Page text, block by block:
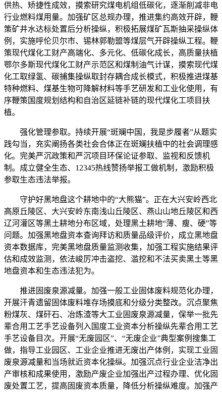
供热、矫捷性成效，摸索研究煤电机组低碳化，逐渐削减非电
行业燃料煤用量。加强矿区总规办理，推进集约高效开辟，鞭
策矿井水达标处置后分析操纵，积极拓展煤矿瓦斯抽采操纵体
例，实施呼伦贝尔市、锡林郭勒盟等煤层气开辟操纵工程。鞭
策现代煤化工财产高端化、多元化、低碳化成长，高质量扶植
鄂尔多斯现代煤化工财产示范区和煤制油气计谋，摸索现代煤
化工取绿氢、碳捕集操纵取封存耦合成长模式，积极推进煤基
特种燃料、煤基生物可降解材料等手艺研发和工业化使用，有
序鞭策国度规划结构和自治区延链补链的现代煤化工项目扶
植。
强化管理参取。持续开展“斑斓中国，我是步履者”从题实
践勾当，充实阐扬各类社会合体正在斑斓扶植中的社会调理感
化。完美严沉政策和严沉项目环保论证参取、监视和反馈机
制。成立健全生态、12345热线赞扬举报工做机制，激励积极
参取生态违法举报。
守护好黑地盘这个耕地中的“大熊猫”。正在大兴安岭西北
高原丘陵区、大兴安岭东南浅山丘陵区、燕山山地丘陵区和西
辽河灌区等黑土耕地分布区域，处理黑土耕地“薄、瘦、硬”等
问题。加强黑地盘资本查询拜访和质量品级评价，成立黑地盘
资本数据库，完美黑地盘质量监测收集，加强工程实施结果评
估和成效监测，依法峻厉冲击盗挖、滥挖和不法买卖黑土等黑
地盘资本和生态违法犯为。
推进固废泉源减量。加强一般工业固体废料规范化办理，
开展汗青遗留固体废料堆存场摸底和分级分类整改。沉点聚焦
粉煤灰、煤矸石、冶炼渣等大工业固废泉源减量，保举一批先
辈合用工艺手艺设备列入国度工业资本分析操纵先辈合用工艺
手艺设备目次。开展“无废园区”、“无废企业”典型案例搜集工
做，指导工业园区、工业企业推进无废出产体例，实现工业固
废泉源减量和当场就近资本化操纵。加强沉点行业企业洁净出
产审核和成果使用，激励产废企业加强出产过程办理、优化固
废处置工艺，提高固废资本质量，降低分析操纵难度。加强产